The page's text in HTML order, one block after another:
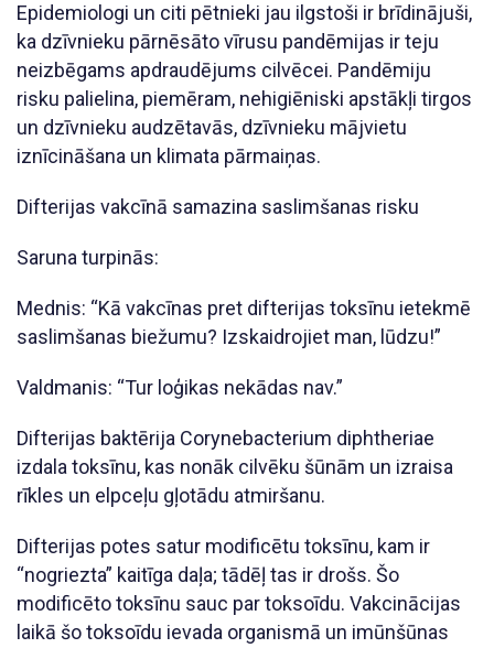
Epidemiologi un citi pētnieki jau ilgstoši ir brīdinājuši,
ka dzīvnieku pārnēsāto vīrusu pandēmijas ir teju
neizbēgams apdraudējums cilvēcei. Pandēmiju
risku palielina, piemēram, nehigiēniski apstākļi tirgos
un dzīvnieku audzētavās, dzīvnieku mājvietu
iznīcināšana un klimata pārmaiņas.
Difterijas vakcīnā samazina saslimšanas risku
Saruna turpinās:
Mednis: “Kā vakcīnas pret difterijas toksīnu ietekmē
saslimšanas biežumu? Izskaidrojiet man, lūdzu!”
Valdmanis: “Tur loģikas nekādas nav.”
Difterijas baktērija Corynebacterium diphtheriae
izdala toksīnu, kas nonāk cilvēku šūnām un izraisa
rīkles un elpceļu gļotādu atmiršanu.
Difterijas potes satur modificētu toksīnu, kam ir
“nogriezta” kaitīga daļa; tādēļ tas ir drošs. Šo
modificēto toksīnu sauc par toksoīdu. Vakcinācijas
laikā šo toksoīdu ievada organismā un imūnšūnas